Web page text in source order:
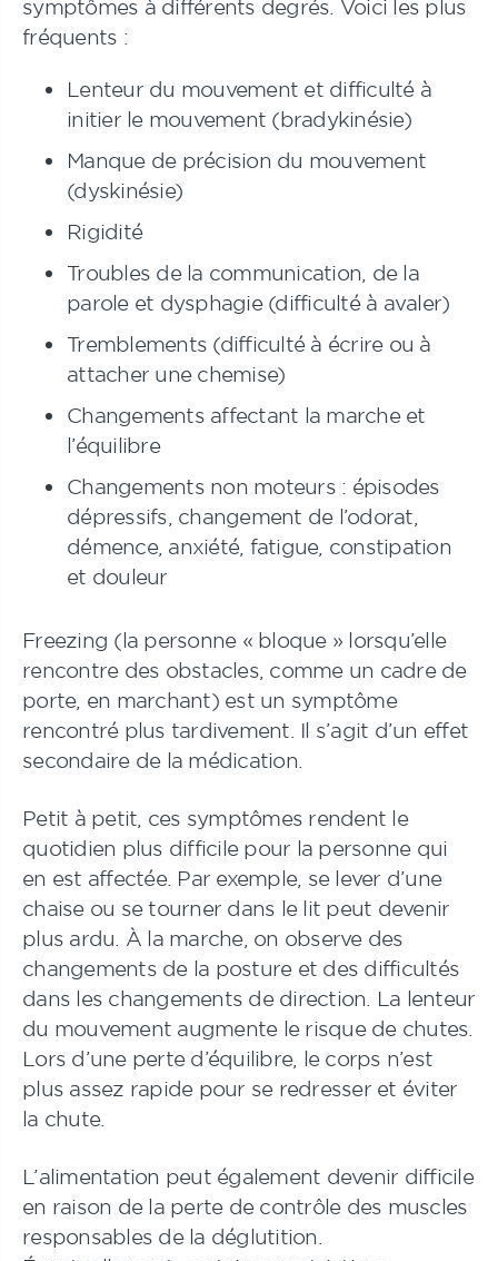
symptômes à différents degrés. Voici les plus
fréquents :
Lenteur du mouvement et difficulté à
initier le mouvement (bradykinésie)
Manque de précision du mouvement
(dyskinésie)
Rigidité
Troubles de la communication, de la
parole et dysphagie (difficulté à avaler)
Tremblements (difficulté à écrire ou à
attacher une chemise)
Changements affectant la marche et
l’équilibre
Changements non moteurs : épisodes
dépressifs, changement de l’odorat,
démence, anxiété, fatigue, constipation
et douleur
Freezing (la personne « bloque » lorsqu’elle
rencontre des obstacles, comme un cadre de
porte, en marchant) est un symptôme
rencontré plus tardivement. Il s’agit d’un effet
secondaire de la médication.
Petit à petit, ces symptômes rendent le
quotidien plus difficile pour la personne qui
en est affectée. Par exemple, se lever d’une
chaise ou se tourner dans le lit peut devenir
plus ardu. À la marche, on observe des
changements de la posture et des difficultés
dans les changements de direction. La lenteur
du mouvement augmente le risque de chutes.
Lors d’une perte d’équilibre, le corps n’est
plus assez rapide pour se redresser et éviter
la chute.
L’alimentation peut également devenir difficile
en raison de la perte de contrôle des muscles
responsables de la déglutition.